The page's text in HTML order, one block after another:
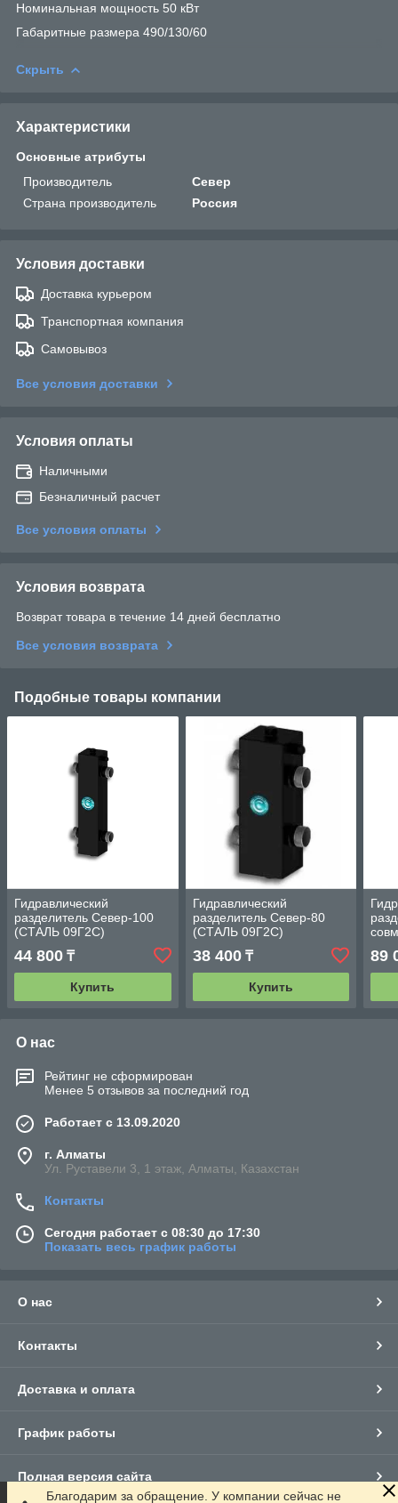
Номинальная мощность 50 кВт
Габаритные размера 490/130/60
Скрыть
Характеристики
Основные атрибуты
Производитель
Север
Страна производитель
Россия
Условия доставки
Доставка курьером
Транспортная компания
Самовывоз
Все условия доставки
Условия оплаты
Наличными
Безналичный расчет
Все условия оплаты
Условия возврата
Возврат товара в течение 14 дней бесплатно
Все условия возврата
Подобные товары компании
Гидравлический
разделитель Север-100
(СТАЛЬ 09Г2С)
44 800 ₸
Купить
Гидравлический
разделитель Север-80
(СТАЛЬ 09Г2С)
38 400₸
Купить
89
О нас
Рейтинг не сформирован
Менее 5 отзывов за последний год
Работает с 13.09.2020
г. Алматы
Ул. Руставели 3, 1 этаж, Алматы, Казахстан
Контакты
Сегодня работает с 08:30 до 17:30
Показать весь график работы
О нас
Контакты
Доставка и оплата
График работы
Полная версия сайта
Благодарим за обращение. У компании сейчас не